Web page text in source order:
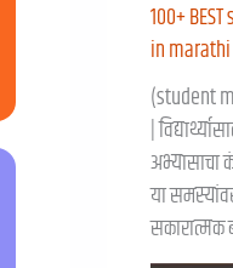
100+
in marathi |
(student
|
अभ्यासाचा
या